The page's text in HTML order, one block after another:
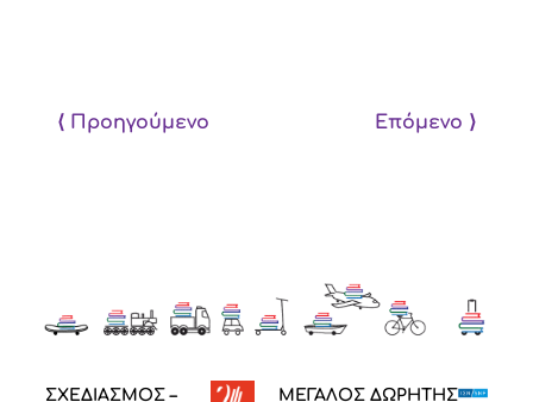
⟨ Προηγούμενο Επόμενο ⟩
ΣΧΕΔΙΑΣΜΟΣ – ΜΕΓΑΛΟΣ ΔΩΡΗΤΗΣ